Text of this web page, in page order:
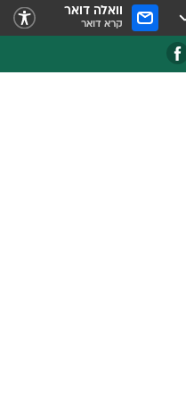
וואלה דואר
קרא דואר